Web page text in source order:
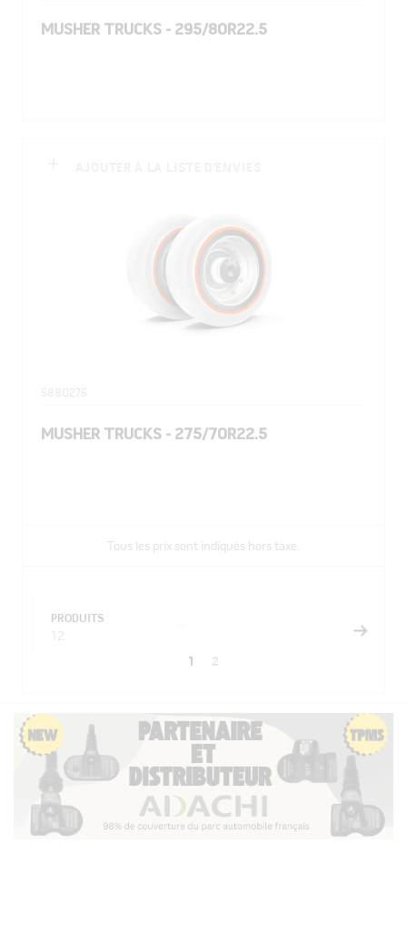
MUSHER TRUCKS - 295/80R22.5
5880275
MUSHER TRUCKS - 275/70R22.5
Tous les prix sont indiqués hors taxe.
PRODUITS
12
Page
Vous
1 Page
2